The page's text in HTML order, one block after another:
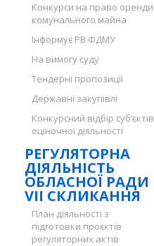
Конкурси на право оренди
комунального майна
Інформує РВ ФДМУ
На вимогу суду
Тендерні пропозиції
Державні закупівлі
Конкурсний відбір суб’єктів
оціночної діяльності
РЕГУЛЯТОРНА
ДІЯЛЬНІСТЬ
ОБЛАСНОЇ РАДИ
VII СКЛИКАННЯ
План діяльності з
підготовки проєктів
регуляторних актів